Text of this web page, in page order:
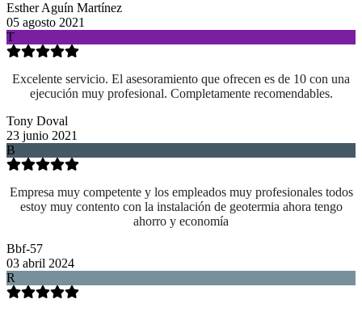
Esther Aguín Martínez
05 agosto 2021
T
Excelente servicio. El asesoramiento que ofrecen es de 10 con una
ejecución muy profesional. Completamente recomendables.
Tony Doval
23 junio 2021
B
Empresa muy competente y los empleados muy profesionales todos
estoy muy contento con la instalación de geotermia ahora tengo
ahorro y economía
Bbf-57
03 abril 2024
R